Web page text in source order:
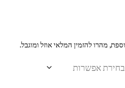
מהרו להזמין המלאי אוזל ומוגבל.